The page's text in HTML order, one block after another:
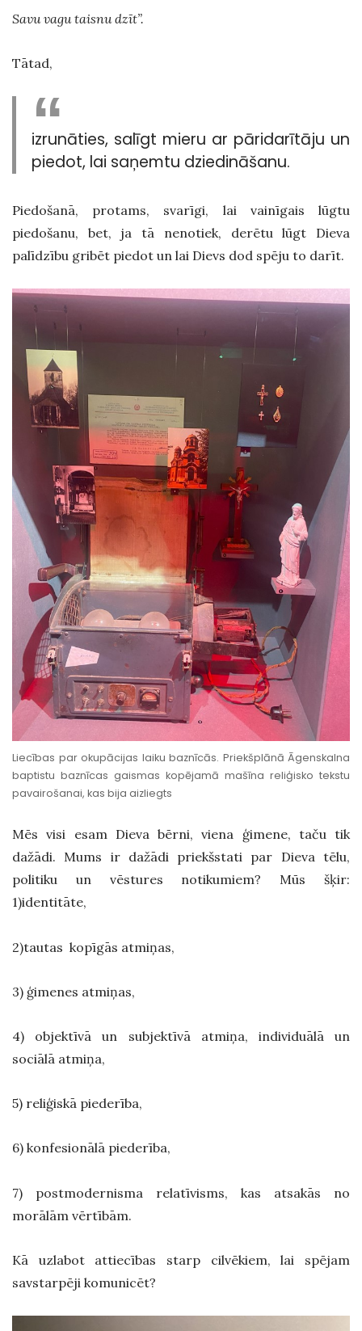
Savu vagu taisnu dzīt”.
Tātad,
izrunāties, salīgt mieru ar pāridarītāju un
piedot, lai saņemtu dziedināšanu.
Piedošanā, protams, svarīgi, lai vainīgais lūgtu
piedošanu, bet, ja tā nenotiek, derētu lūgt Dieva
palīdzību gribēt piedot un lai Dievs dod spēju to darīt.
Liecības par okupācijas laiku baznīcās. Priekšplānā Āgenskalna
baptistu baznīcas gaismas kopējamā mašīna reliģisko tekstu
pavairošanai, kas bija aizliegts
Mēs visi esam Dieva bērni, viena ģimene, taču tik
dažādi. Mums ir dažādi priekšstati par Dieva tēlu,
politiku un vēstures notikumiem? Mūs šķir:
1)identitāte,
2)tautas kopīgās atmiņas,
3) ģimenes atmiņas,
4) objektīvā un subjektīvā atmiņa, individuālā un
sociālā atmiņa,
5) reliģiskā piederība,
6) konfesionālā piederība,
7) postmodernisma relatīvisms, kas atsakās no
morālām vērtībām.
Kā uzlabot attiecības starp cilvēkiem, lai spējam
savstarpēji komunicēt?